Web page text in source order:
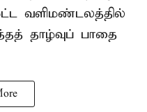
வளிமண்டலத்தில்
தாழ்வுப் பாதை